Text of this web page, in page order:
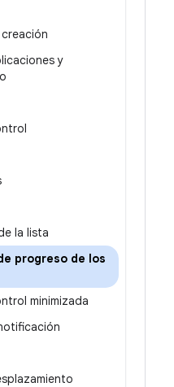
y
la lista
progreso de los
minimizada